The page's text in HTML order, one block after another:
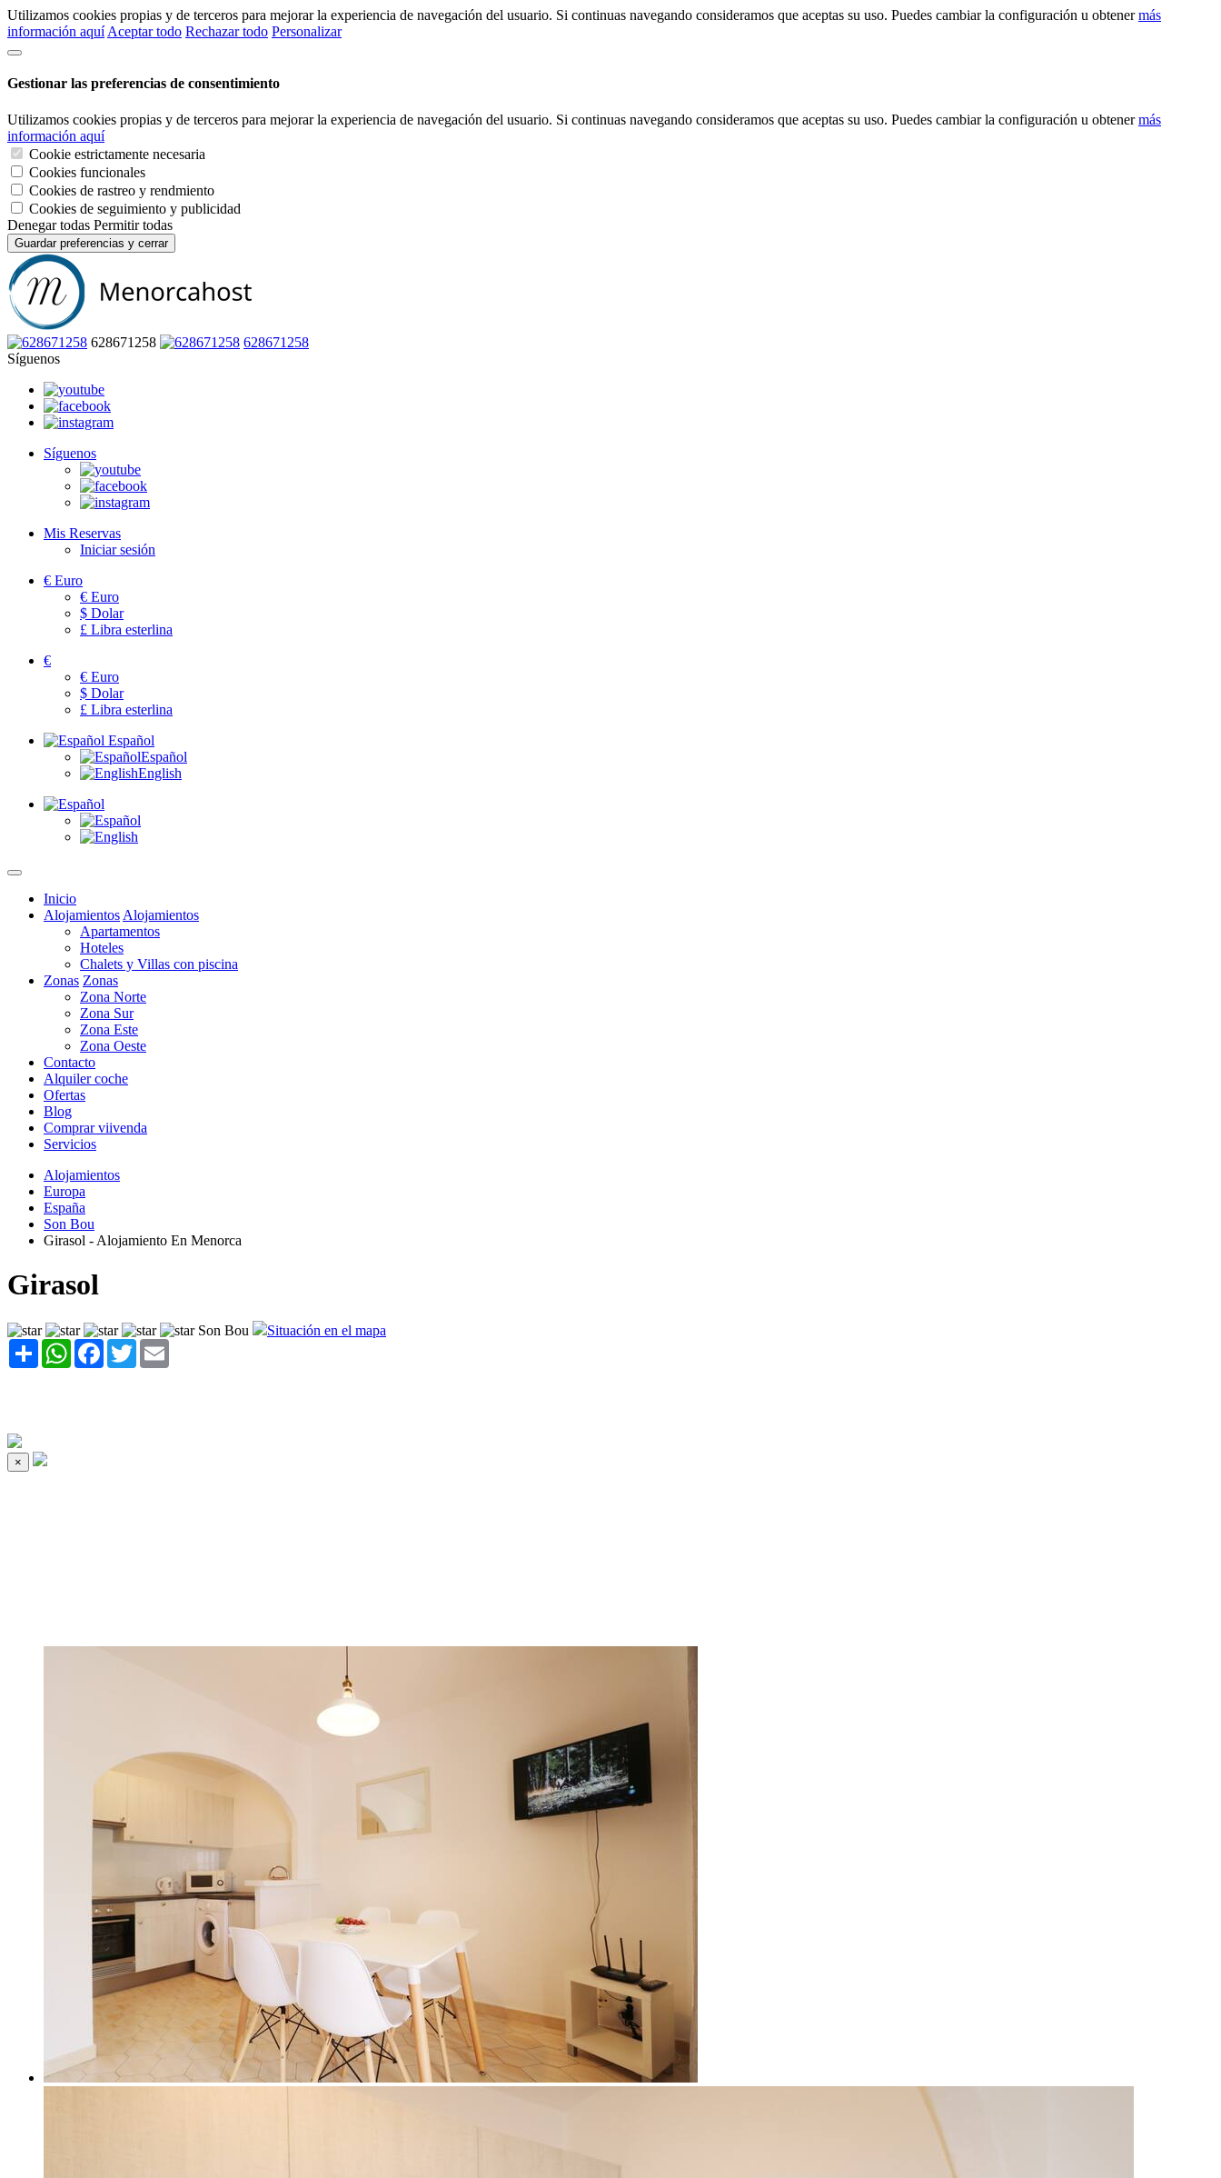
Utilizamos cookies propias y de terceros para mejorar la experiencia de navegación del usuario. Si continuas navegando consideramos que aceptas su uso. Puedes cambiar la configuración u obtenermás
información aquí Aceptar todo Rechazar todo Personalizar
Gestionar las preferencias de consentimiento
Utilizamos cookies propias y de terceros para mejorar la experiencia de navegación del usuario. Si continuas navegando consideramos que aceptas su uso. Puedes cambiar la configuración u obtenermás
información aquí
Cookie estrictamente necesaria
Cookies funcionales
Cookies de rastreo y rendmiento
Cookies de seguimiento y publicidad
Denegar todas Permitir todas
Guardar preferencias y cerrar
628671258
628671258
Síguenos
Síguenos
Mis Reservas
Iniciar sesión
€ Euro
€ Euro
$ Dolar
£ Libra esterlina
€
€ Euro
$ Dolar
£ Libra esterlina
Español
Español
English
Inicio
Alojamientos Alojamientos
Apartamentos
Hoteles
Chalets y Villas con piscina
Zonas Zonas
Zona Norte
Zona Sur
Zona Este
Zona Oeste
Contacto
Alquiler coche
Ofertas
Blog
Comprar viivenda
Servicios
Alojamientos
Europa
España
Son Bou
Girasol - Alojamiento En Menorca
Girasol
Son Bou
Situación en el mapa
Share WhatsAppFacebook
Twitter
×